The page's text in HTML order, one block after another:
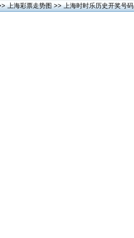
上海彩票走势图>> 上海时时乐历史开奖号码